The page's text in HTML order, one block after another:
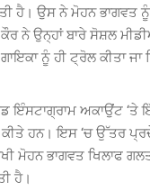
ਹੈ। ਉਸ ਨੇ ਮੋਹਨ ਭਾਗਵਤ
ਕੌਰ ਨੇ ਉਨ੍ਹਾਂ ਬਾਰੇ ਸੋਸ਼ਲ
ਨੂੰ ਹੀ ਟ੍ਰੋਲ ਕੀਤਾ ਜਾ
ਇੰਸਟਾਗ੍ਰਾਮ ਅਕਾਉਂਟ ‘ਤੇ
ਹਨ। ਇਸ ‘ਚ ਉੱਤਰ
ਮੋਹਨ ਭਾਗਵਤ ਖਿਲਾਫ
ਹੈ।